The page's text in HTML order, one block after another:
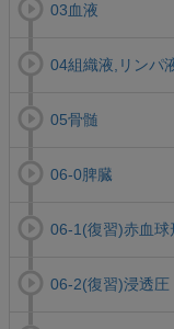
03血液
04組織液,リンパ
05骨髄
06-0脾臓
06-1(復習)赤血球
06-2(復習)浸透圧